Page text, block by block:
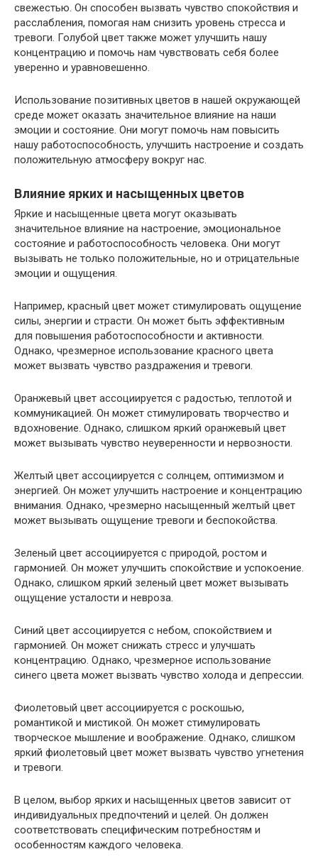
свежестью. Он способен вызвать чувство спокойствия и
расслабления, помогая нам снизить уровень стресса и
тревоги. Голубой цвет также может улучшить нашу
концентрацию и помочь нам чувствовать себя более
уверенно и уравновешенно.
Использование позитивных цветов в нашей окружающей
среде может оказать значительное влияние на наши
эмоции и состояние. Они могут помочь нам повысить
нашу работоспособность, улучшить настроение и создать
положительную атмосферу вокруг нас.
Влияние ярких и насыщенных цветов
Яркие и насыщенные цвета могут оказывать
значительное влияние на настроение, эмоциональное
состояние и работоспособность человека. Они могут
вызывать не только положительные, но и отрицательные
эмоции и ощущения.
Например, красный цвет может стимулировать ощущение
силы, энергии и страсти. Он может быть эффективным
для повышения работоспособности и активности.
Однако, чрезмерное использование красного цвета
может вызвать чувство раздражения и тревоги.
Оранжевый цвет ассоциируется с радостью, теплотой и
коммуникацией. Он может стимулировать творчество и
вдохновение. Однако, слишком яркий оранжевый цвет
может вызывать чувство неуверенности и нервозности.
Желтый цвет ассоциируется с солнцем, оптимизмом и
энергией. Он может улучшить настроение и концентрацию
внимания. Однако, чрезмерно насыщенный желтый цвет
может вызывать ощущение тревоги и беспокойства.
Зеленый цвет ассоциируется с природой, ростом и
гармонией. Он может улучшить спокойствие и успокоение.
Однако, слишком яркий зеленый цвет может вызывать
ощущение усталости и невроза.
Синий цвет ассоциируется с небом, спокойствием и
гармонией. Он может снижать стресс и улучшать
концентрацию. Однако, чрезмерное использование
синего цвета может вызвать чувство холода и депрессии.
Фиолетовый цвет ассоциируется с роскошью,
романтикой и мистикой. Он может стимулировать
творческое мышление и воображение. Однако, слишком
яркий фиолетовый цвет может вызвать чувство угнетения
и тревоги.
В целом, выбор ярких и насыщенных цветов зависит от
индивидуальных предпочтений и целей. Он должен
соответствовать специфическим потребностям и
особенностям каждого человека.